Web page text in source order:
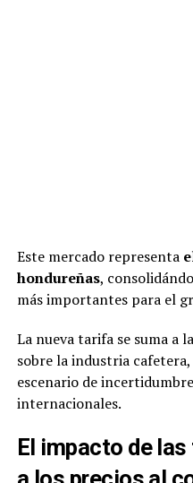
Este mercado representa
hondureñas,
más importantes para el
La nueva tarifa se suma a
sobre la industria
escenario de
internacionales.
El impacto de